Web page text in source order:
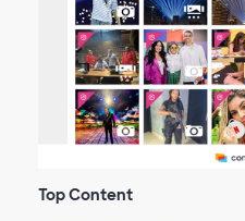
Top Content